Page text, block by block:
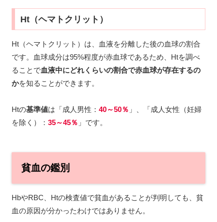
Ht（ヘマトクリット）
Ht（ヘマトクリット）は、血液を分離した後の血球の割合
です。血球成分は95%程度が赤血球であるため、Htを調べ
ることで血液中にどれくらいの割合で赤血球が存在するの
かを知ることができます。
Htの基準値は「成人男性： 40～50％ 」、「成人女性（妊婦
を除く）： 35～45％ 」です。
貧血の鑑別
HbやRBC、Htの検査値で貧血があることが判明しても、貧
血の原因が分かったわけではありません。